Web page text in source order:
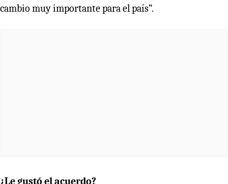
cambio muy importante para el país”.
¿Le gustó el acuerdo?